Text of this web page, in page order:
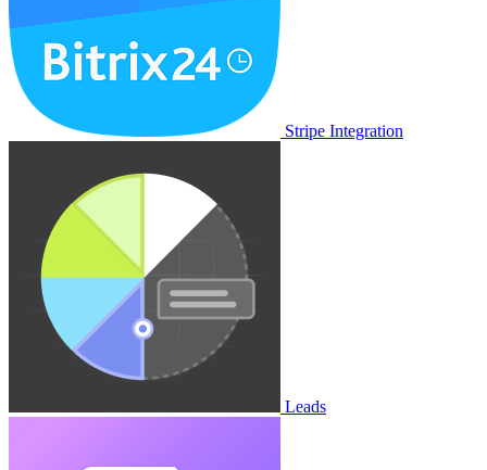
Stripe Integration
Leads